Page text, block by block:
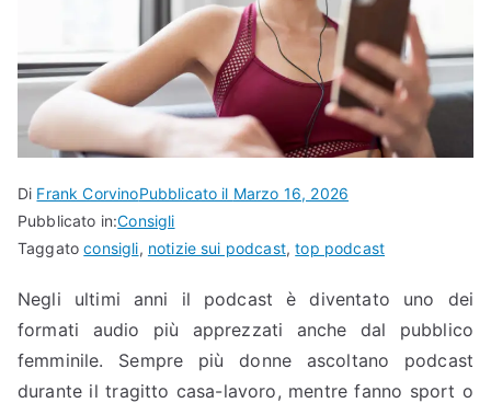
Di Frank CorvinoPubblicato il Marzo 16, 2026
Pubblicato in:Consigli
Taggatoconsigli, notizie sui podcast,top podcast
Negli ultimi anni il podcast è diventato uno dei
formati audio più apprezzati anche dal pubblico
femminile. Sempre più donne ascoltano podcast
durante il tragitto casa-lavoro, mentre fanno sport o